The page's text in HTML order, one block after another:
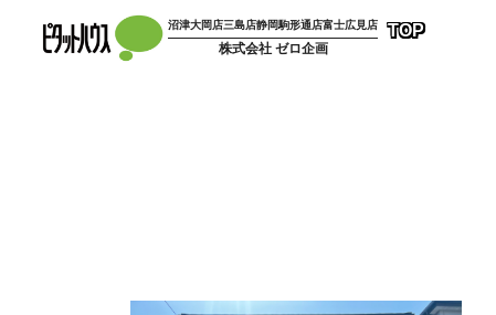
沼津大岡店三島店静岡駒形通店富士広見店
株式会社 ゼロ企画
TOP